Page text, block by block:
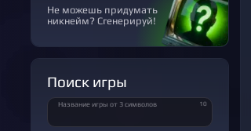
Не можешь придумать
никнейм? Сгенерируй!
Поиск игры
Название игры от 3 символов 10